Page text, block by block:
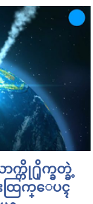
က္ကို႐ိုက္ခတ္ခဲ့
းထြက္ေပၚ